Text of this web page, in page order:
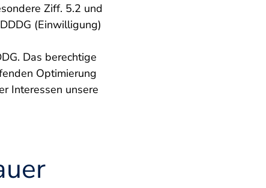
Ziff. 5.2 und
(Einwilligung)
Das berechtige
Optimierung
Interessen unsere